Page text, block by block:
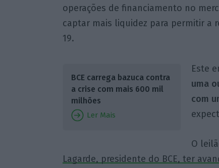
operações de financiamento no
captar mais liquidez para permitir a
19.
BCE carrega bazuca contra
a crise com mais 600 mil
milhões
Ler Mais
Este
uma
com
O
Lagarde, presidente do BCE, ter